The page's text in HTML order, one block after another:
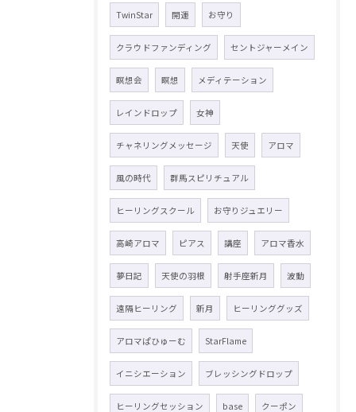
TwinStar 開運 お守り
クラウドファンディング セントジャーメイン
瞑想会 瞑想 メディテーション
レインドロップ 女神
チャネリングメッセージ 天使 アロマ
風の時代 群馬スピリチュアル
ヒーリングスクール お守りジュエリー
高崎アロマ ピアス 講座 アロマ香水
夢日記 天使の羽根 射手座新月 波動
遠隔ヒーリング 新月 ヒーリンググッズ
アロマぱひゅーむ StarFlame
イニシエーション ブレッシングドロップ
ヒーリングセッション base クーポン